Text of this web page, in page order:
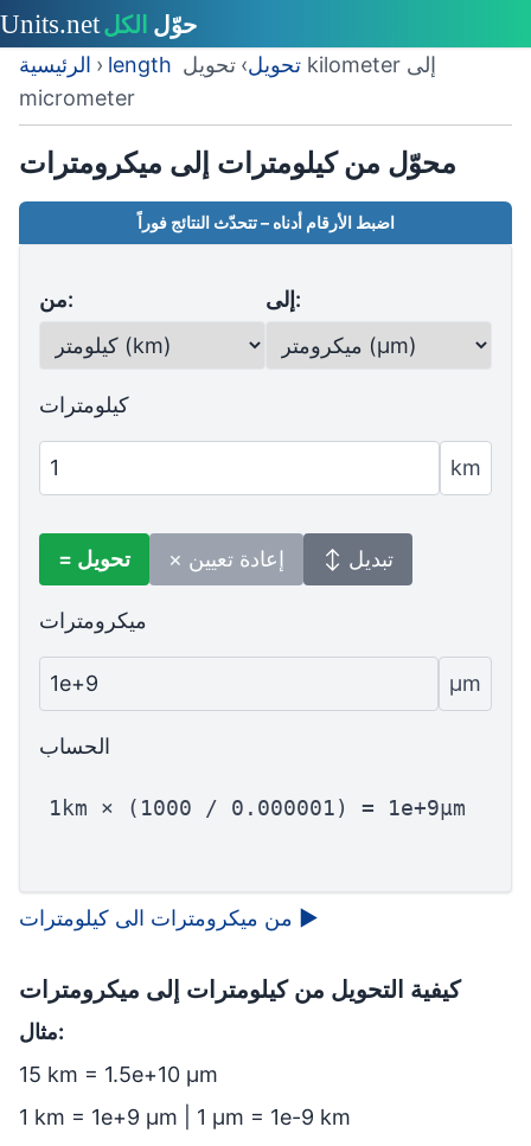
الرئيسية › length تحويل› تحويل kilometer إلى
micrometer
محوّل من كيلومترات إلى ميكرومترات
اضبط الأرقام أدناه – تتحدّث النتائج فوراً
من: إلى:
كيلومترات
km
= تحويل × إعادة تعيين ↕ تبديل
ميكرومترات
1e+9 µm
الحساب
1km × (1000 / 0.000001) = 1e+9µm
من ميكرومترات الى كيلومترات ▶
كيفية التحويل من كيلومترات إلى ميكرومترات
مثال:
15 km = 1.5e+10 µm
1 km = 1e+9 µm | 1 µm = 1e-9 km